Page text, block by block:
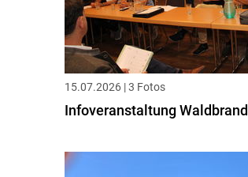
15.07.2026 | 3 Fotos
Infoveranstaltung